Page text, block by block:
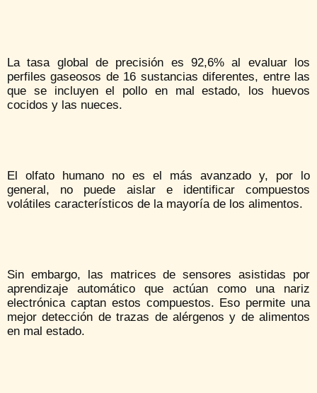
La tasa global de precisión es 92,6% al evaluar los
perfiles gaseosos de 16 sustancias diferentes, entre las
que se incluyen el pollo en mal estado, los huevos
cocidos y las nueces.
El olfato humano no es el más avanzado y, por lo
general, no puede aislar e identificar compuestos
volátiles característicos de la mayoría de los alimentos.
Sin embargo, las matrices de sensores asistidas por
aprendizaje automático que actúan como una nariz
electrónica captan estos compuestos. Eso permite una
mejor detección de trazas de alérgenos y de alimentos
en mal estado.